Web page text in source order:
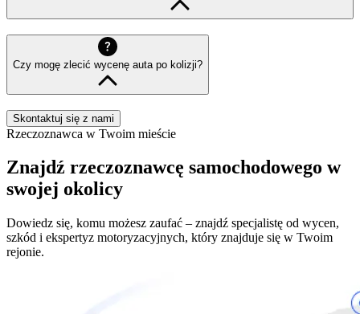
Czy mogę zlecić wycenę auta po kolizji?
Skontaktuj się z nami
Rzeczoznawca w Twoim mieście
Znajdź rzeczoznawcę samochodowego w
swojej okolicy
Dowiedz się, komu możesz zaufać – znajdź specjalistę od wycen,
szkód i ekspertyz motoryzacyjnych, który znajduje się w Twoim
rejonie.